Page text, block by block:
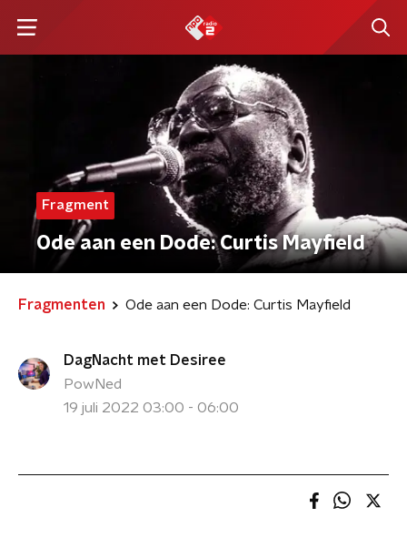
Fragment
Ode aan een Dode: Curtis Mayfield
Fragmenten Ode aan een Dode: Curtis Mayfield
DagNacht met Desiree
PowNed
19 juli 2022 03:00 - 06:00